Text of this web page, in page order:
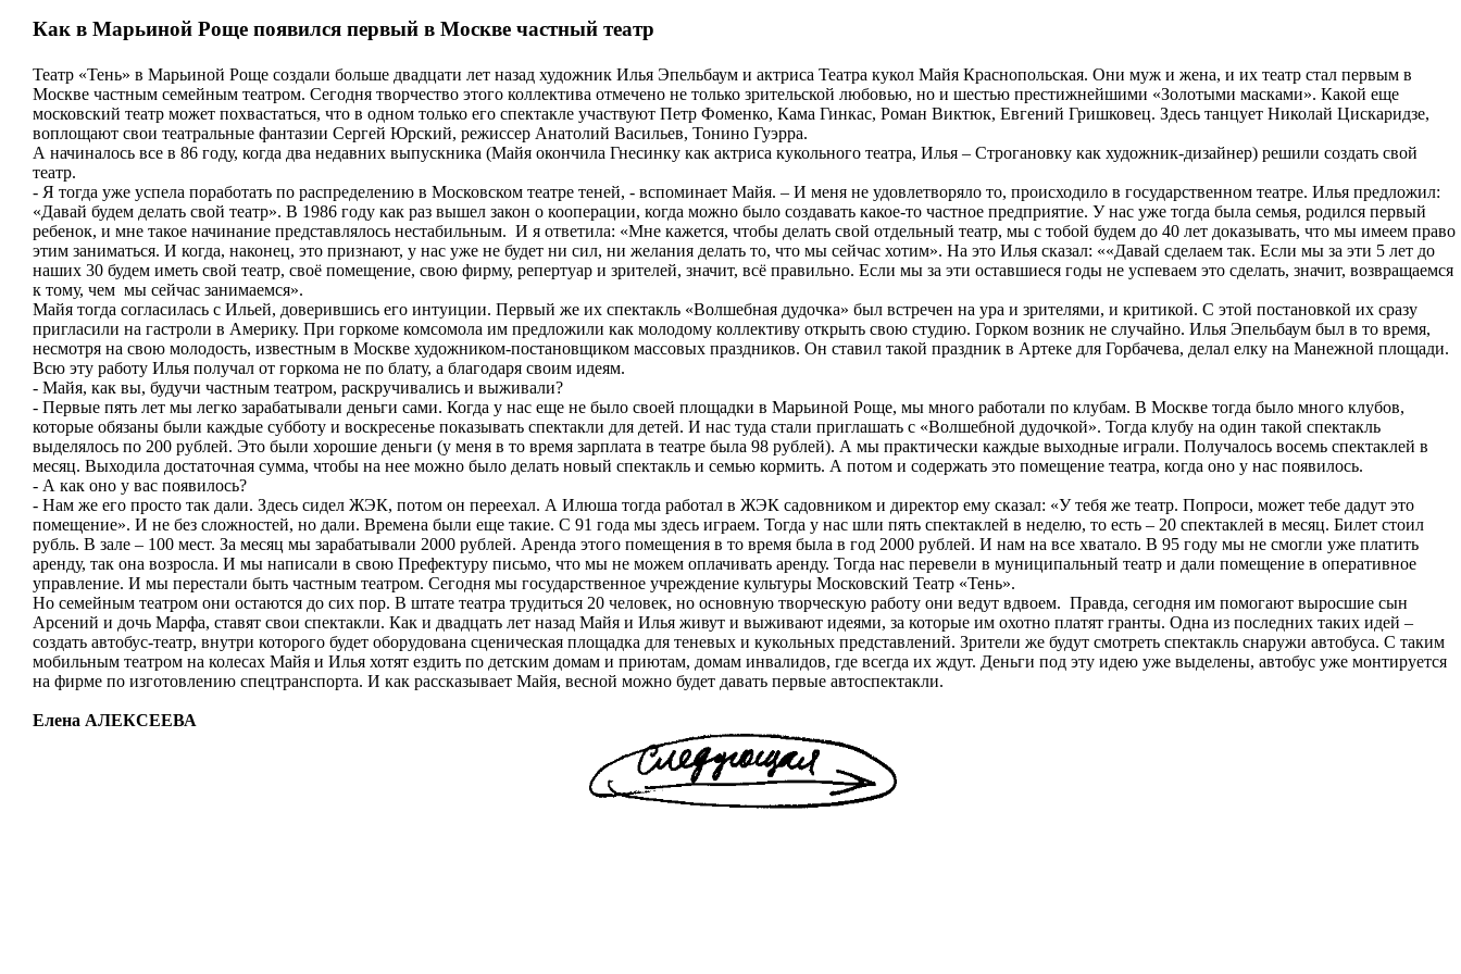
Как в Марьиной Роще появился первый в Москве частный театр
Театр «Тень» в Марьиной Роще создали больше двадцати лет назад художник Илья Эпельбаум и актриса Театра кукол Майя Краснопольская. Они муж и жена, и их театр стал первым в
Москве частным семейным театром. Сегодня творчество этого коллектива отмечено не только зрительской любовью, но и шестью престижнейшими «Золотыми масками». Какой еще
московский театр может похвастаться, что в одном только его спектакле участвуют Петр Фоменко, Кама Гинкас, Роман Виктюк, Евгений Гришковец. Здесь танцует Николай Цискаридзе,
воплощают свои театральные фантазии Сергей Юрский, режиссер Анатолий Васильев, Тонино Гуэрра.
А начиналось все в 86 году, когда два недавних выпускника (Майя окончила Гнесинку как актриса кукольного театра, Илья – Строгановку как художник-дизайнер) решили создать свой
театр.
- Я тогда уже успела поработать по распределению в Московском театре теней, - вспоминает Майя. – И меня не удовлетворяло то, происходило в государственном театре. Илья предложил:
«Давай будем делать свой театр». В 1986 году как раз вышел закон о кооперации, когда можно было создавать какое-то частное предприятие. У нас уже тогда была семья, родился первый
ребенок, и мне такое начинание представлялось нестабильным. И я ответила: «Мне кажется, чтобы делать свой отдельный театр, мы с тобой будем до 40 лет доказывать, что мы имеем право
этим заниматься. И когда, наконец, это признают, у нас уже не будет ни сил, ни желания делать то, что мы сейчас хотим». На это Илья сказал: ««Давай сделаем так. Если мы за эти 5 лет до
наших 30 будем иметь свой театр, своё помещение, свою фирму, репертуар и зрителей, значит, всё правильно. Если мы за эти оставшиеся годы не успеваем это сделать, значит, возвращаемся
к тому, чем мы сейчас занимаемся».
Майя тогда согласилась с Ильей, доверившись его интуиции. Первый же их спектакль «Волшебная дудочка» был встречен на ура и зрителями, и критикой. С этой постановкой их сразу
пригласили на гастроли в Америку. При горкоме комсомола им предложили как молодому коллективу открыть свою студию. Горком возник не случайно. Илья Эпельбаум был в то время,
несмотря на свою молодость, известным в Москве художником-постановщиком массовых праздников. Он ставил такой праздник в Артеке для Горбачева, делал елку на Манежной площади.
Всю эту работу Илья получал от горкома не по блату, а благодаря своим идеям.
- Майя, как вы, будучи частным театром, раскручивались и выживали?
- Первые пять лет мы легко зарабатывали деньги сами. Когда у нас еще не было своей площадки в Марьиной Роще, мы много работали по клубам. В Москве тогда было много клубов,
которые обязаны были каждые субботу и воскресенье показывать спектакли для детей. И нас туда стали приглашать с «Волшебной дудочкой». Тогда клубу на один такой спектакль
выделялось по 200 рублей. Это были хорошие деньги (у меня в то время зарплата в театре была 98 рублей). А мы практически каждые выходные играли. Получалось восемь спектаклей в
месяц. Выходила достаточная сумма, чтобы на нее можно было делать новый спектакль и семью кормить. А потом и содержать это помещение театра, когда оно у нас появилось.
- А как оно у вас появилось?
- Нам же его просто так дали. Здесь сидел ЖЭК, потом он переехал. А Илюша тогда работал в ЖЭК садовником и директор ему сказал: «У тебя же театр. Попроси, может тебе дадут это
помещение». И не без сложностей, но дали. Времена были еще такие. С 91 года мы здесь играем. Тогда у нас шли пять спектаклей в неделю, то есть – 20 спектаклей в месяц. Билет стоил
рубль. В зале – 100 мест. За месяц мы зарабатывали 2000 рублей. Аренда этого помещения в то время была в год 2000 рублей. И нам на все хватало. В 95 году мы не смогли уже платить
аренду, так она возросла. И мы написали в свою Префектуру письмо, что мы не можем оплачивать аренду. Тогда нас перевели в муниципальный театр и дали помещение в оперативное
управление. И мы перестали быть частным театром. Сегодня мы государственное учреждение культуры Московский Театр «Тень».
Но семейным театром они остаются до сих пор. В штате театра трудиться 20 человек, но основную творческую работу они ведут вдвоем. Правда, сегодня им помогают выросшие сын
Арсений и дочь Марфа, ставят свои спектакли. Как и двадцать лет назад Майя и Илья живут и выживают идеями, за которые им охотно платят гранты. Одна из последних таких идей –
создать автобус-театр, внутри которого будет оборудована сценическая площадка для теневых и кукольных представлений. Зрители же будут смотреть спектакль снаружи автобуса. С таким
мобильным театром на колесах Майя и Илья хотят ездить по детским домам и приютам, домам инвалидов, где всегда их ждут. Деньги под эту идею уже выделены, автобус уже монтируется
на фирме по изготовлению спецтранспорта. И как рассказывает Майя, весной можно будет давать первые автоспектакли.
Елена АЛЕКСЕЕВА